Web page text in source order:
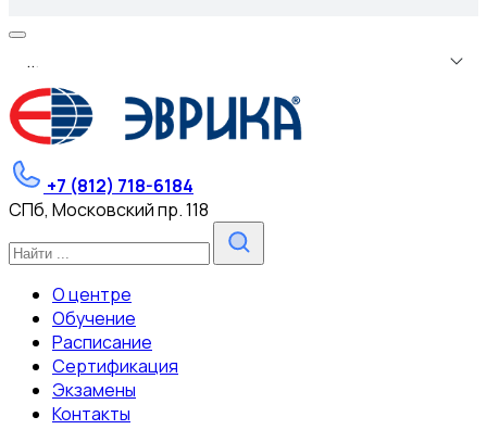
...
+7 (812) 718-6184
СПб, Московский пр. 118
О центре
Обучение
Расписание
Сертификация
Экзамены
Контакты